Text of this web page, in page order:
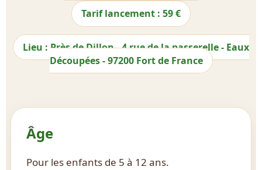
Tarif lancement : 59 €
Lieu : Près de Dillon - 4 rue de la passerelle - Eaux
Découpées - 97200 Fort de France
Âge
Pour les enfants de 5 à 12 ans.